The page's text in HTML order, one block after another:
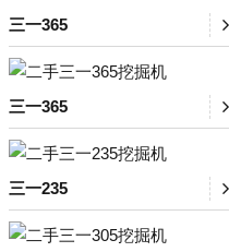
三一365
三一365
三一235